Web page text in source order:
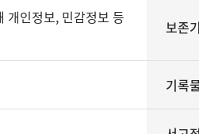
보존
기록